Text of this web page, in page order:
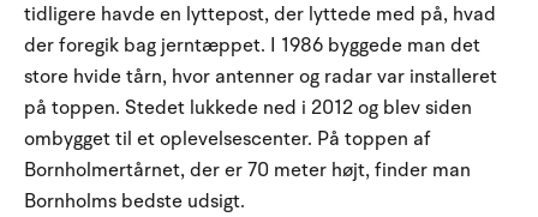
tidligere havde en lyttepost, der lyttede med på, hvad
der foregik bag jerntæppet. I 1986 byggede man det
store hvide tårn, hvor antenner og radar var installeret
på toppen. Stedet lukkede ned i 2012 og blev siden
ombygget til et oplevelsescenter. På toppen af
Bornholmertårnet, der er 70 meter højt, finder man
Bornholms bedste udsigt.